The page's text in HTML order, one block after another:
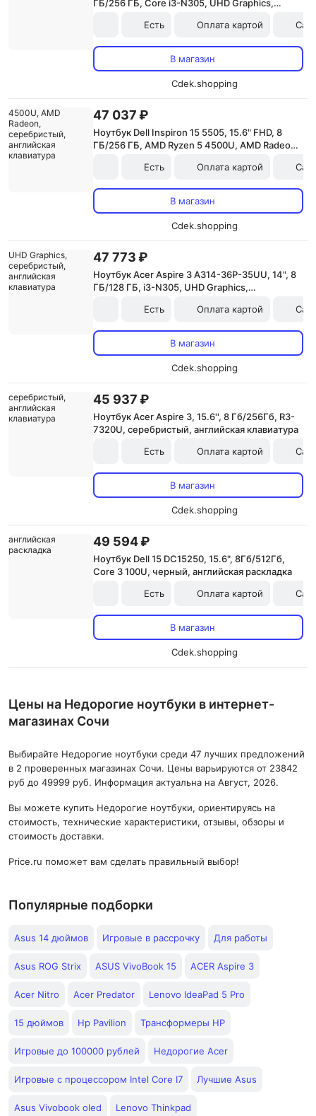
ГБ/256 ГБ, Core i3-N305, UHD Graphics,
Есть
Оплата картой
В магазин
Cdek.shopping
47 037 ₽
Ноутбук Dell Inspiron 15 5505, 15.6" FHD, 8
ГБ/256 ГБ, AMD Ryzen 5 4500U, AMD Radeon,
Есть
Оплата картой
В магазин
Cdek.shopping
47 773 ₽
Ноутбук Acer Aspire 3 A314-36P-35UU, 14", 8
ГБ/128 ГБ, i3-N305, UHD Graphics,
Есть
Оплата картой
В магазин
Cdek.shopping
45 937 ₽
Ноутбук Acer Aspire 3, 15.6'', 8 Гб/256Гб, R3-
7320U, серебристый, английская клавиатура
Есть
Оплата картой
В магазин
Cdek.shopping
49 594 ₽
Ноутбук Dell 15 DC15250, 15.6", 8Гб/512Гб,
Core 3 100U, черный, английская раскладка
Есть
Оплата картой
В магазин
Cdek.shopping
Цены на Недорогие ноутбуки в интернет-
магазинах Сочи
Выбирайте Недорогие ноутбуки среди 47 лучших предложений
в 2 проверенных магазинах Сочи. Цены варьируются от 23842
руб до 49999 руб. Информация актуальна на Август, 2026.
Вы можете купить Недорогие ноутбуки, ориентируясь на
стоимость, технические характеристики, отзывы, обзоры и
стоимость доставки.
Price.ru поможет вам сделать правильный выбор!
Популярные подборки
Asus 14 дюймов Игровые в рассрочку Для работы
Asus ROG Strix ASUS VivoBook 15 ACER Aspire 3
Acer Nitro Acer Predator Lenovo IdeaPad 5 Pro
15 дюймов Hp Pavilion Трансформеры HP
Игровые до 100000 рублей Недорогие Acer
Игровые с процессором Intel Core I7 Лучшие Asus
Asus Vivobook oled Lenovo Thinkpad